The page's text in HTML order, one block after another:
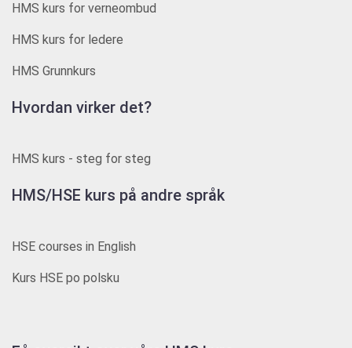
HMS kurs for verneombud
HMS kurs for ledere
HMS Grunnkurs
Hvordan virker det?
HMS kurs - steg for steg
HMS/HSE kurs på andre språk
HSE courses in English
Kurs HSE po polsku